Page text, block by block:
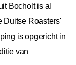
Bocholt is al
Duitse Roasters'
is opgericht in
van